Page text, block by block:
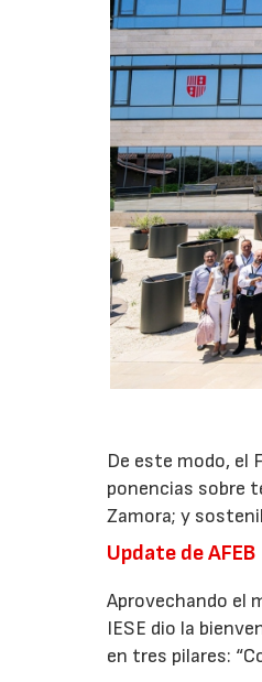
De este modo, el
ponencias sobre
Zamora; y
Update de AFEB
Aprovechando el
IESE dio la
en tres pilares: